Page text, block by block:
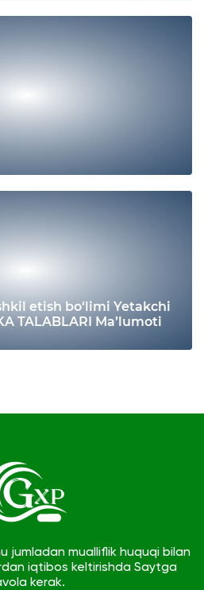
etish bo‘limi Yetakchi
TALABLARI Ma’lumoti
jumladan mualliflik huquqi bilan
iqtibos keltirishda Saytga
kerak.